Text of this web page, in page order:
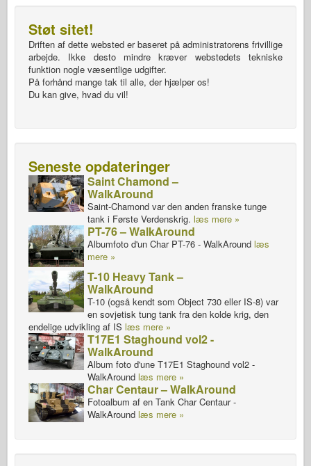
Støt sitet!
Driften af dette websted er baseret på administratorens frivillige
arbejde. Ikke desto mindre kræver webstedets tekniske
funktion nogle væsentlige udgifter.
På forhånd mange tak til alle, der hjælper os!
Du kan give, hvad du vil!
Seneste opdateringer
Saint Chamond –
WalkAround
Saint-Chamond var den anden franske tunge
tank i Første Verdenskrig. læs mere »
PT-76 – WalkAround
Albumfoto d'un Char PT-76 - WalkAround læs
mere »
T-10 Heavy Tank –
WalkAround
T-10 (også kendt som Object 730 eller IS-8) var
en sovjetisk tung tank fra den kolde krig, den
endelige udvikling af IS læs mere »
T17E1 Staghound vol2 -
WalkAround
Album foto d'une T17E1 Staghound vol2 -
WalkAround læs mere »
Char Centaur – WalkAround
Fotoalbum af en Tank Char Centaur -
WalkAround læs mere »